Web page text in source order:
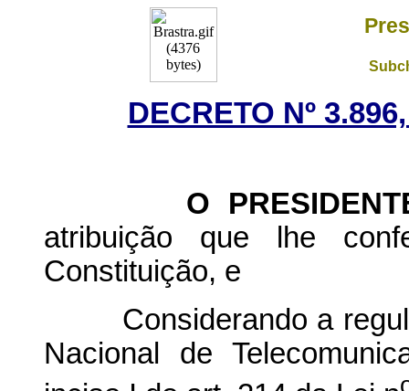
DECRETO Nº
O PRESIDENTE
atribuição que lhe
Constituição, e
Considerando a
Nacional de